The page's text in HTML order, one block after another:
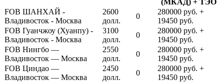
FOB ШАНХАЙ -
Владивосток - Москва
2600
долл.
0
280000 руб. +
19450 руб.
FOB Гуанчжоу (Хуанпу) -
Владивосток - Москва
3100
долл.
0
280000 руб. +
19450 руб.
FOB Нингбо —
Владивосток — Москва
2550
долл.
0
280000 руб. +
19450 руб.
FOB Циндао —
Владивосток — Москва
2450
долл.
0
280000 руб. +
19450 руб.